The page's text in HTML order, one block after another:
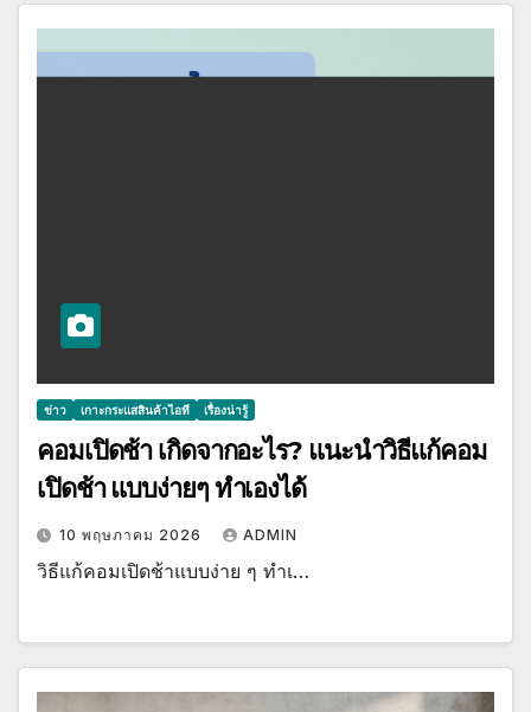
ข่าว เกาะกระแสสินค้าไอที เรื่องน่ารู้
คอมเปิดช้า เกิดจากอะไร? แนะนำวิธีแก้คอม
เปิดช้า แบบง่ายๆ ทำเองได้
10 พฤษภาคม 2026 ADMIN
วิธีแก้คอมเปิดช้าแบบง่าย ๆ ทำเ…